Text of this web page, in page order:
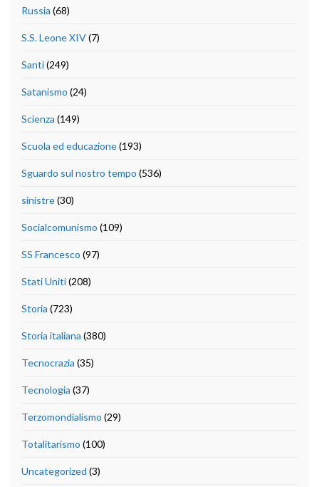
Russia (68)
S.S. Leone XIV(7)
Santi(249)
Satanismo (24)
Scienza (149)
Scuola ed educazione(193)
Sguardo sul nostro tempo (536)
sinistre(30)
Socialcomunismo (109)
SS Francesco (97)
Stati Uniti(208)
Storia (723)
Storia italiana (380)
Tecnocrazia (35)
Tecnologia (37)
Terzomondialismo (29)
Totalitarismo (100)
Uncategorized (3)